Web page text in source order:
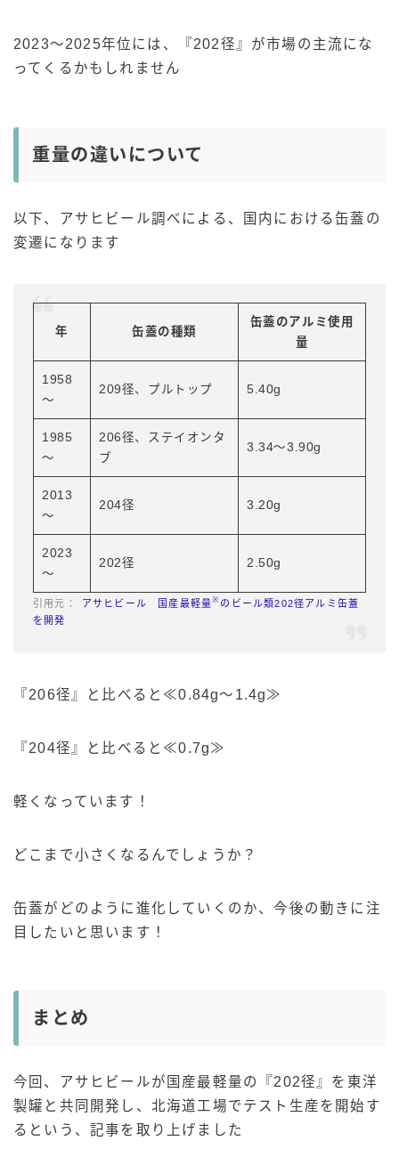
2023～2025年位には、『202径』が市場の主流にな
ってくるかもしれません
重量の違いについて
以下、アサヒビール調べによる、国内における缶蓋の
変遷になります
年 缶蓋の種類
缶蓋のアルミ使用
量
1958
～
209径、プルトップ 5.40g
1985
～
206径、ステイオンタ
ブ
3.34～3.90g
2013
～
204径 3.20g
2023
～
202径 2.50g
アサヒビール 国産最軽量※ のビール類202径アルミ缶蓋
を開発
『206径』と比べると≪0.84g～1.4g≫
『204径』と比べると≪0.7g≫
軽くなっています！
どこまで小さくなるんでしょうか？
缶蓋がどのように進化していくのか、今後の動きに注
目したいと思います！
まとめ
今回、アサヒビールが国産最軽量の『202径』を東洋
製罐と共同開発し、北海道工場でテスト生産を開始す
るという、記事を取り上げました